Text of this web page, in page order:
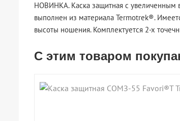
НОВИНКА. Каска защитная с увеличенным
выполнен из материала Termotrek®.
высоты ношения. Комплектуется 2-х
С этим товаром
shopping_cart В КОРЗИНУ
shopping_cart В КОРЗИНУ
shopping_cart В КОРЗИНУ
shopping_cart В КОРЗИНУ
shopping_cart В КОРЗИНУ
shopping_cart В КОРЗИНУ
shopping_cart В КОРЗИНУ
shopping_cart В КОРЗИНУ